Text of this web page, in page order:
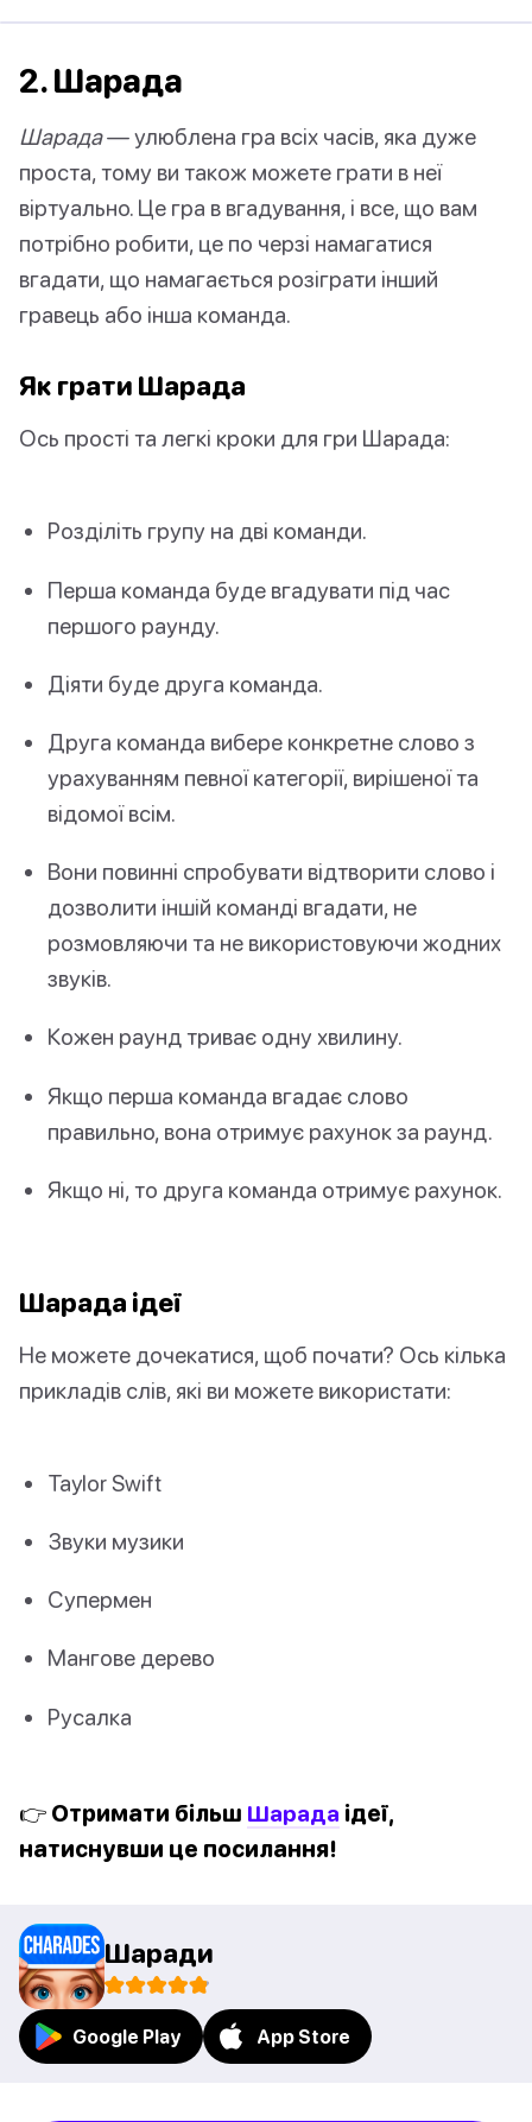
2. Шарада
Шарада— улюблена гра всіх часів, яка дуже
проста, тому ви також можете грати в неї
віртуально. Це гра в вгадування, і все, що вам
потрібно робити, це по черзі намагатися
вгадати, що намагається розіграти інший
гравець або інша команда.
Як грати Шарада
Ось прості та легкі кроки для гри Шарада:
Розділіть групу на дві команди.
Перша команда буде вгадувати під час
першого раунду.
Діяти буде друга команда.
Друга команда вибере конкретне слово з
урахуванням певної категорії, вирішеної та
відомої всім.
Вони повинні спробувати відтворити слово і
дозволити іншій команді вгадати, не
розмовляючи та не використовуючи жодних
звуків.
Кожен раунд триває одну хвилину.
Якщо перша команда вгадає слово
правильно, вона отримує рахунок за раунд.
Якщо ні, то друга команда отримує рахунок.
Шарада ідеї
Не можете дочекатися, щоб почати? Ось кілька
прикладів слів, які ви можете використати:
Taylor Swift
Звуки музики
Супермен
Мангове дерево
Русалка
👉 Отримати більш Шарада ідеї,
натиснувши це посилання!
Шаради
Google Play App Store